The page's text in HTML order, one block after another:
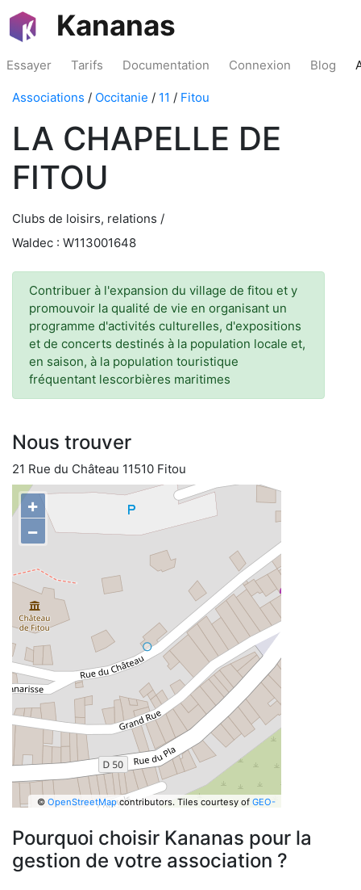
Kananas
Essayer Tarifs Documentation Connexion Blog
Associations / Occitanie / 11 / Fitou
LA CHAPELLE DE
FITOU
Clubs de loisirs, relations /
Waldec : W113001648
Contribuer à l'expansion du village de fitou et y
promouvoir la qualité de vie en organisant un
programme d'activités culturelles, d'expositions
et de concerts destinés à la population locale et,
en saison, à la population touristique
fréquentant lescorbières maritimes
Nous trouver
21 Rue du Château 11510 Fitou
+
−
© OpenStreetMapcontributors. Tiles courtesy of GEO-
Pourquoi choisir Kananas pour la
gestion de votre association ?